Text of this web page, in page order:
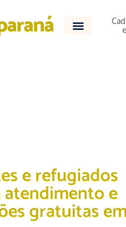
e refugiados
atendimento e
gratuitas em